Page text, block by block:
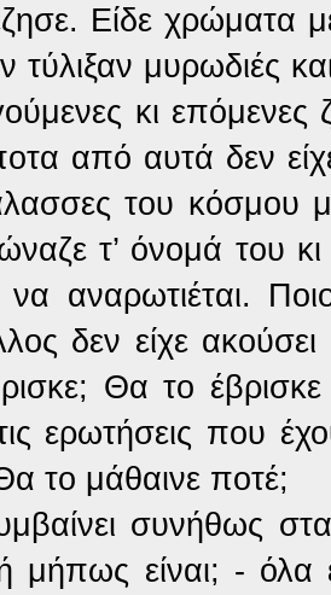
Είδε χρώματα
τύλιξαν μυρωδιές
κι επόμενες
από αυτά δεν
του κόσμου
τ’ όνομά του
αναρωτιέται.
δεν είχε
Θα το
ερωτήσεις που
το μάθαινε ποτέ;
συνήθως στα
μήπως είναι; - όλα